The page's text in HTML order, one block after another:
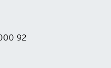
92